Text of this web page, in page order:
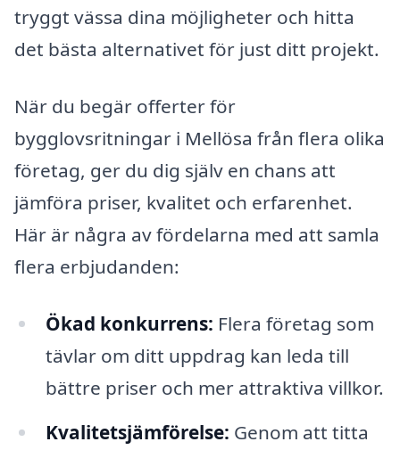
tryggt vässa dina möjligheter och hitta
det bästa alternativet för just ditt projekt.
När du begär offerter för
bygglovsritningar i Mellösa från flera olika
företag, ger du dig själv en chans att
jämföra priser, kvalitet och erfarenhet.
Här är några av fördelarna med att samla
flera erbjudanden:
Ökad konkurrens: Flera företag som
tävlar om ditt uppdrag kan leda till
bättre priser och mer attraktiva villkor.
Kvalitetsjämförelse: Genom att titta